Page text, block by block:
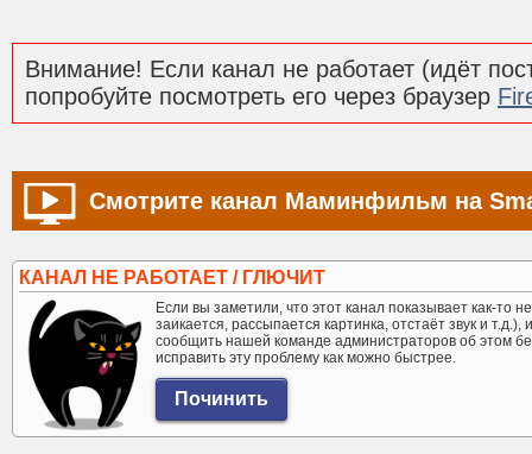
Внимание! Если канал не работает (идёт
попробуйте посмотреть его через браузер
Смотрите канал Маминфильм на
КАНАЛ НЕ РАБОТАЕТ / ГЛЮЧИТ
Если вы заметили, что этот канал показывает как-то
заикается, рассыпается картинка, отстаёт звук и
сообщить нашей команде администраторов об этом
исправить эту проблему как можно быстрее.